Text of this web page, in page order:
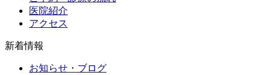
医院紹介
アクセス
新着情報
お知らせ・ブログ